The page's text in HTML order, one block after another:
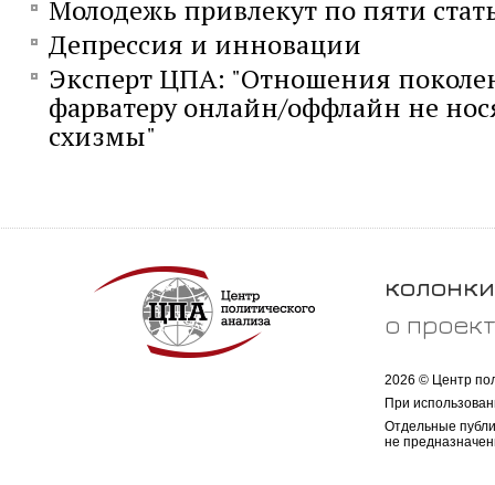
Молодежь привлекут по пяти
Депрессия и инновации
Эксперт ЦПА: "Отношения
фарватеру онлайн/оффлайн не
схизмы"
колонки
о
2026 © Центр
При
Отдельные
не